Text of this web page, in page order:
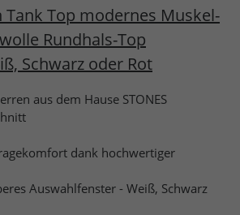
Tank Top modernes Muskel-
Rundhals-Top
Schwarz oder Rot
aus dem Hause STONES
dank hochwertiger
Auswahlfenster - Weiß, Schwarz